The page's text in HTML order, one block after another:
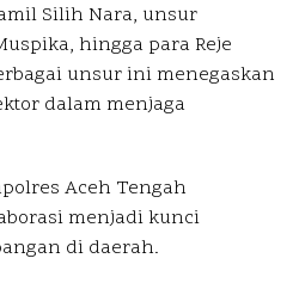
Silih Nara, unsur
hingga para Reje
unsur ini menegaskan
dalam menjaga
Aceh Tengah
menjadi kunci
di daerah.